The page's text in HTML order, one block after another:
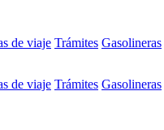
de viaje Trámites Gasolineras
de viaje Trámites Gasolineras